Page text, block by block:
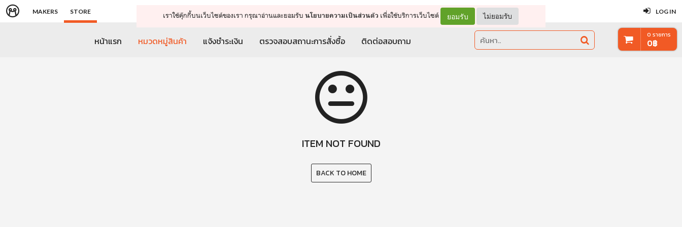
ปิด
จัดการรถเข็น ดำเนินการต่อ
MAKERS STORE LOG IN
เราใช้คุ๊กกี้บนเว็บไซต์ของเรา กรุณาอ่านและยอมรับนโยบายความเป็นส่วนตัว เพื่อใช้บริการเว็บไซต์ ยอมรับ ไม่ยอมรับ
หน้าแรก หมวดหมู่สินค้า แจ้งชำระเงิน ตรวจสอบสถานะการสั่งซื้อ ติดต่อสอบถาม
0 รายการ
0฿
ITEM NOT FOUND
BACK TO HOME